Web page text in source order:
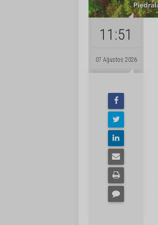
11:51
07 Ağustos 2026